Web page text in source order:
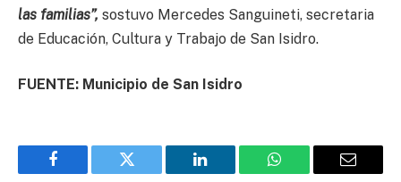
las familias”, sostuvo Mercedes Sanguineti, secretaria
de Educación, Cultura y Trabajo de San Isidro.
FUENTE: Municipio de San Isidro
Facebook Twitter LinkedIn WhatsApp Email